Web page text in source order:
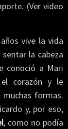
(Ver video
vive la vida
la cabeza
conoció a Mari
corazón y le
formas.
y, por eso,
, como no podía